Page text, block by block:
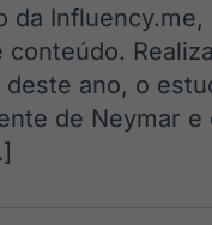
Broadcast
Político
Os bastidores da
tempo real
da Influency.me,
conteúdo.
deste ano, o
de Neymar e